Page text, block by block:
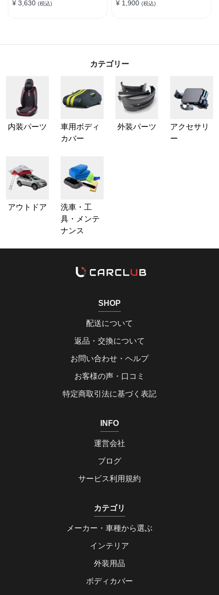
車用 霜取り 雪対策
¥ 3,630 (税込)
車用 軽量 使い勝手良い
¥ 1,900 (税込)
カテゴリー
内装パーツ
車用ボディ
カバー
外装パーツ
アクセサリ
ー
アウトドア
洗車・工
具・メンテ
ナンス
SHOP
配送について
返品・交換について
お問い合わせ・ヘルプ
お客様の声・口コミ
特定商取引法に基づく表記
INFO
運営会社
ブログ
サービス利用規約
カテゴリ
メーカー・車種から選ぶ
インテリア
外装用品
ボディカバー